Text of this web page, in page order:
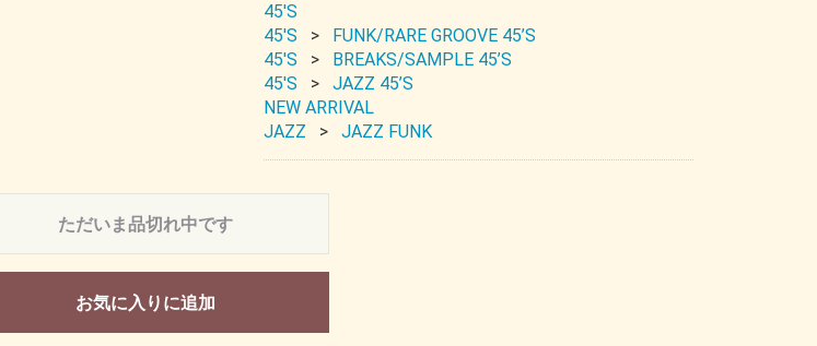
45'S
45'S
FUNK/RARE GROOVE 45’S
45'S
BREAKS/SAMPLE 45’S
45'S
JAZZ 45’S
NEW ARRIVAL
JAZZ
JAZZ FUNK
ただいま品切れ中です
お気に入りに追加